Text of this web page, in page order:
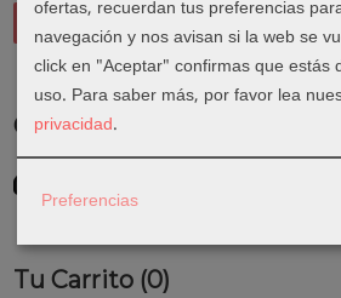
Costes de Envío
GRATIS *
Consultar Destinos
Tu Carrito (0)
ofertas, recuerdan tus preferencias
navegación y nos avisan si la web se
click en "Aceptar" confirmas que estás
uso. Para saber más, por favor lea
privacidad.
Preferencias